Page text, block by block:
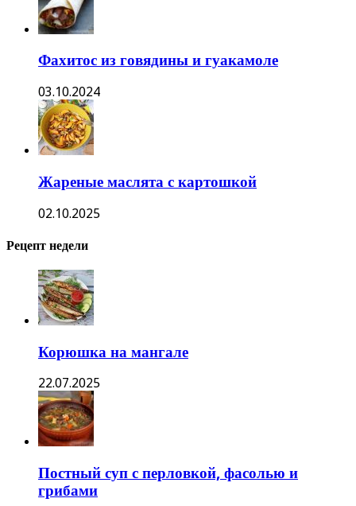
Фахитос из говядины и гуакамоле
03.10.2024
Жареные маслята с картошкой
02.10.2025
Рецепт недели
Корюшка на мангале
22.07.2025
Постный суп с перловкой, фасолью и
грибами